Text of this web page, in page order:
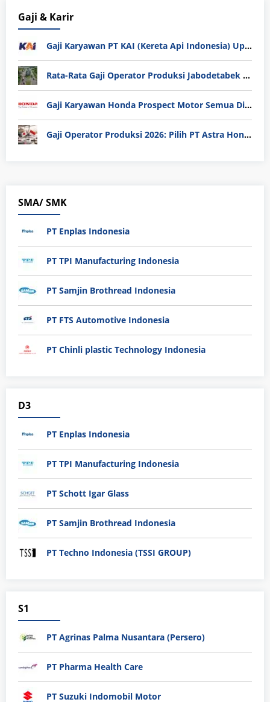
Gaji & Karir
Gaji Karyawan PT KAI (Kereta Api Indonesia) Update 2025
Rata-Rata Gaji Operator Produksi Jabodetabek 2025: Bedah Tuntas UMK, Lemburan, dan Realita Hidup Buruh
Gaji Karyawan Honda Prospect Motor Semua Divisi
Gaji Operator Produksi 2026: Pilih PT Astra Honda Motor (AHM) atau Manufaktur di Jepang?
SMA/ SMK
PT Enplas Indonesia
PT TPI Manufacturing Indonesia
PT Samjin Brothread Indonesia
PT FTS Automotive Indonesia
PT Chinli plastic Technology Indonesia
D3
PT Enplas Indonesia
PT TPI Manufacturing Indonesia
PT Schott Igar Glass
PT Samjin Brothread Indonesia
PT Techno Indonesia (TSSI GROUP)
S1
PT Agrinas Palma Nusantara (Persero)
PT Pharma Health Care
PT Suzuki Indomobil Motor